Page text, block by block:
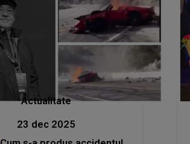
Actualitate
23 dec 2025